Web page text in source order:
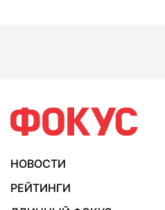
НОВОСТИ
РЕЙТИНГИ